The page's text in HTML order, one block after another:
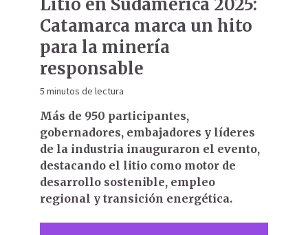
Litio en Sudamérica 2025:
Catamarca marca un hito
para la minería
responsable
5 minutos de lectura
Más de 950 participantes,
gobernadores, embajadores y líderes
de la industria inauguraron el evento,
destacando el litio como motor de
desarrollo sostenible, empleo
regional y transición energética.